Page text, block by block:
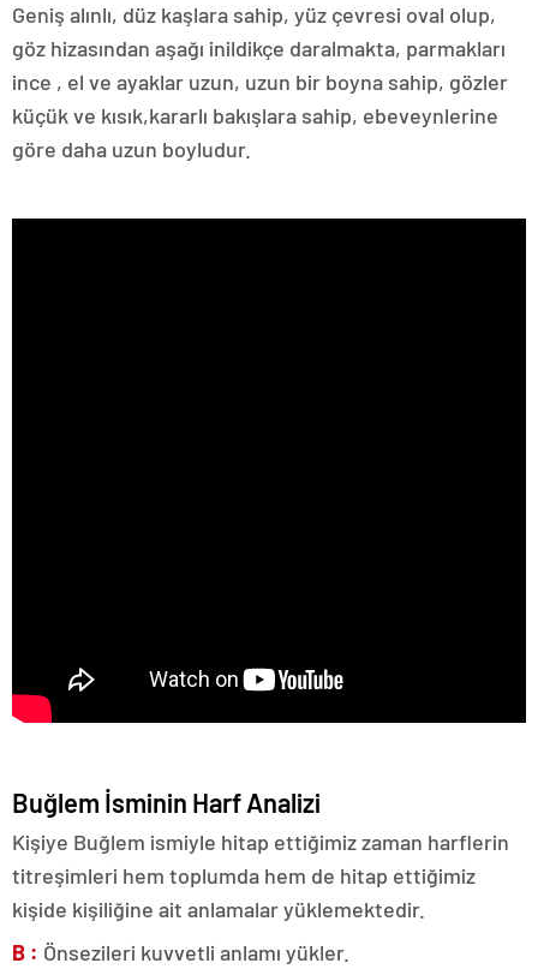
Geniş alınlı, düz kaşlara sahip, yüz çevresi oval olup,
göz hizasından aşağı inildikçe daralmakta, parmakları
ince , el ve ayaklar uzun, uzun bir boyna sahip, gözler
küçük ve kısık,kararlı bakışlara sahip, ebeveynlerine
göre daha uzun boyludur.
Buğlem İsminin Harf Analizi
Kişiye Buğlem ismiyle hitap ettiğimiz zaman harflerin
titreşimleri hem toplumda hem de hitap ettiğimiz
kişide kişiliğine ait anlamalar yüklemektedir.
B : Önsezileri kuvvetli anlamı yükler.